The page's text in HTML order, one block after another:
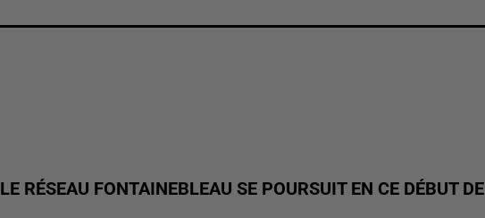
RÉSEAU FONTAINEBLEAU SE POURSUIT EN CE DÉBUT DE